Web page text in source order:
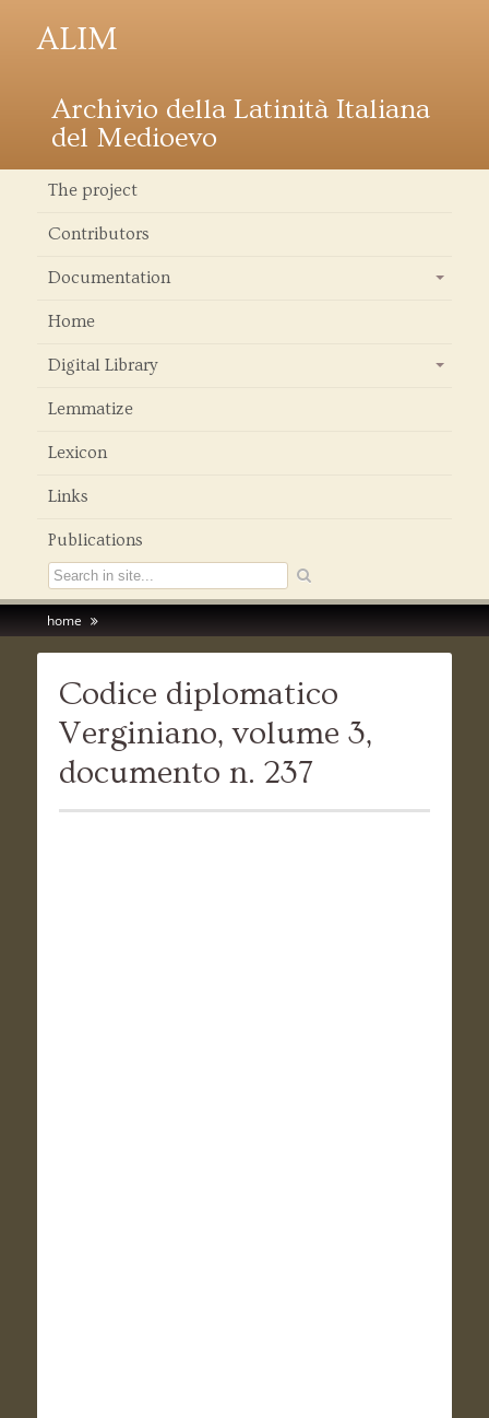
ALIM
Archivio della Latinità Italiana
del Medioevo
The project
Contributors
Documentation
Home
Digital Library
Lemmatize
Lexicon
Links
Publications
home
Codice diplomatico
Verginiano, volume 3,
documento n. 237